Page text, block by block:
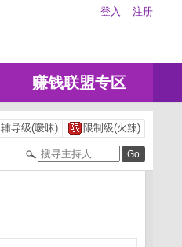
登入 注册
赚钱联盟专区
辅导级(暧昧) 限制级(火辣)